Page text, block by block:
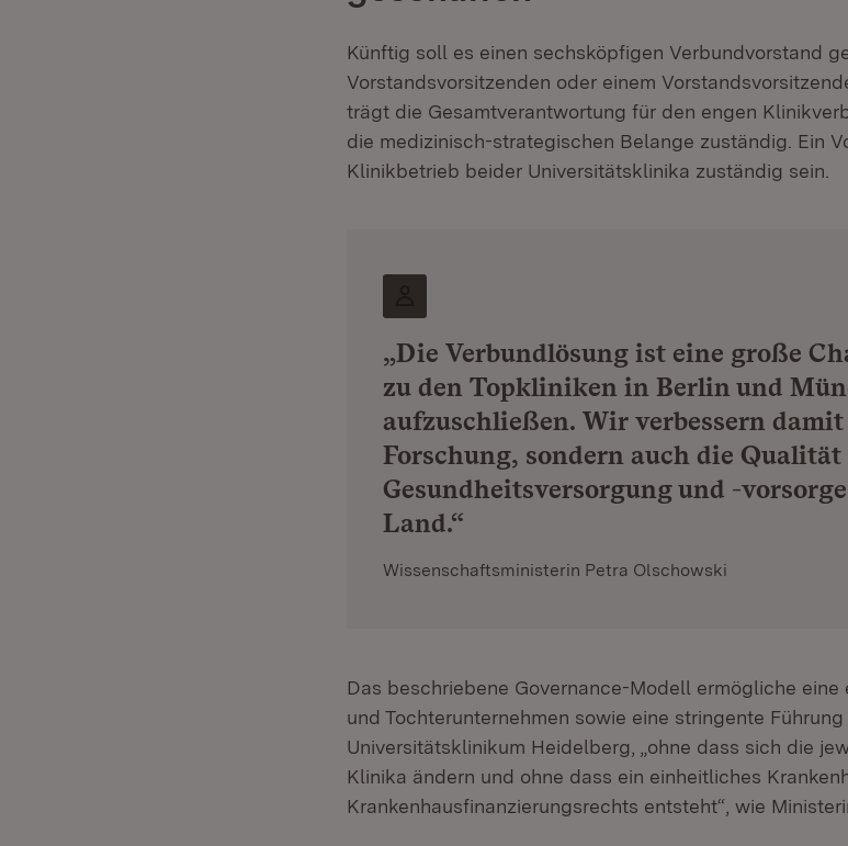
Künftig soll es einen sechsköpfigen Verbundvorstand
Vorstandsvorsitzenden oder einem
trägt die Gesamtverantwortung für den engen
die medizinisch-strategischen Belange zuständig. Ein
Klinikbetrieb beider Universitätsklinika zuständig sein.
„Die Verbundlösung ist eine große
zu den Topkliniken in Berlin und
aufzuschließen. Wir verbessern
Forschung, sondern auch die Qualität
Gesundheitsversorgung und -
Land.“
Wissenschaftsministerin Petra Olschowski
Das beschriebene Governance-Modell ermögliche
und Tochterunternehmen sowie eine stringente
Universitätsklinikum Heidelberg, „ohne dass sich die
Klinika ändern und ohne dass ein einheitliches
Krankenhausfinanzierungsrechts entsteht“, wie